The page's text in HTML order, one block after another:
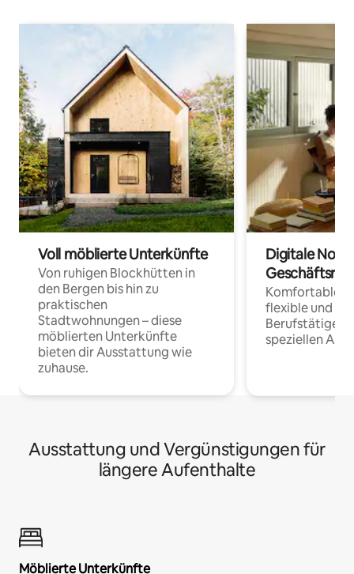
Voll möblierte Unterkünfte
Von ruhigen Blockhütten in
den Bergen bis hin zu
praktischen
Stadtwohnungen – diese
möblierten Unterkünfte
bieten dir Ausstattung wie
zuhause.
Digitale
Komfortable
flexible und
Berufstätige
speziellen
Ausstattung und Vergünstigungen für
längere Aufenthalte
Möblierte Unterkünfte